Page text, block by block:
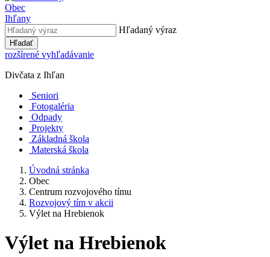
Obec
Ihľany
Hľadaný výraz
Hľadať
rozšírené vyhľadávanie
Divčata z Ihľan
Seniori
Fotogaléria
Odpady
Projekty
Základná škola
Materská škola
Úvodná stránka
Obec
Centrum rozvojového tímu
Rozvojový tím v akcii
Výlet na Hrebienok
Výlet na Hrebienok